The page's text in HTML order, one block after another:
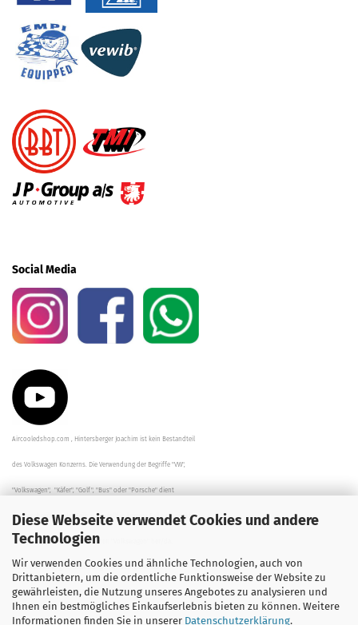
Diese Webseite verwendet Cookies und andere
Technologien
Wir verwenden Cookies und ähnliche Technologien, auch von
Drittanbietern, um die ordentliche Funktionsweise der Website zu
gewährleisten, die Nutzung unseres Angebotes zu analysieren und
Ihnen ein bestmögliches Einkaufserlebnis bieten zu können. Weitere
Informationen finden Sie in unserer Datenschutzerklärung.
Social Media
Aircooledshop.com , Hintersberger Joachim ist kein Bestandteil
des Volkswagen Konzerns. Die Verwendung der Begriffe "VW",
"Volkswagen", "Käfer", "Golf", "Bus" oder "Porsche" dient
der Beschreibung der Teile und stellt in keinem Fall eine direkte
Verbindung zu dem Unternehmen "Volkswagen" her/da.
Die Beschreibungen, Zeichnungen und Angaben zur
Verwendung sind sorgfältig überprüft worden.